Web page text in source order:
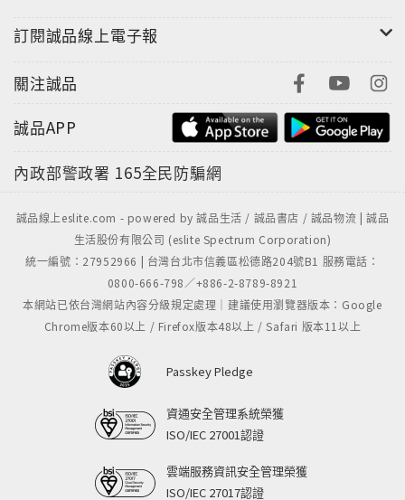
訂閱誠品線上電子報
關注誠品
誠品APP
內政部警政署 165全民防騙網
誠品線上eslite.com - powered by 誠品生活 / 誠品書店 / 誠品物流 | 誠品
生活股份有限公司 (eslite Spectrum Corporation)
統一編號：27952966 | 台灣台北市信義區松德路204號B1 服務電話：
0800-666-798／+886-2-8789-8921
本網站已依台灣網站內容分級規定處理｜建議使用瀏覽器版本：Google
Chrome版本60以上 / Firefox版本48以上 / Safari 版本11以上
Passkey Pledge
資通安全管理系統榮獲
ISO/IEC 27001認證
雲端服務資訊安全管理榮獲
ISO/IEC 27017認證